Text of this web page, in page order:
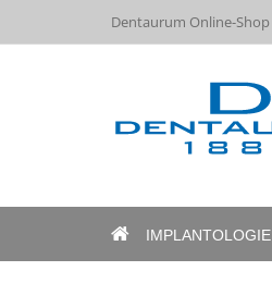
Dentaurum Online-Shop
IMPLANTOLOGIE